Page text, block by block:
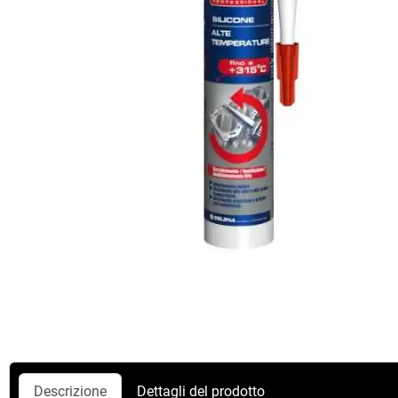
Descrizione Dettagli del prodotto